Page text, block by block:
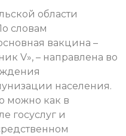
области
словам
вакцина –
V», – направлена во
населения.
можно как в
госуслуг и